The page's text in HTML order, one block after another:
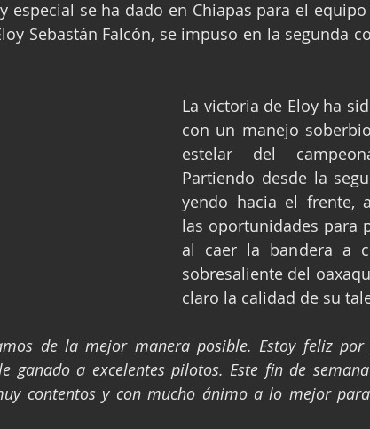
especial se ha dado en Chiapas para el equipo
Sebastán Falcón, se impuso en la segunda
La victoria de Eloy ha
con un manejo
estelar del
Partiendo desde la
yendo hacia el frente,
las oportunidades para
al caer la bandera a
sobresaliente del
claro la calidad de su
de la mejor manera posible. Estoy feliz
ganado a excelentes pilotos. Este fin de
contentos y con mucho ánimo a lo mejor